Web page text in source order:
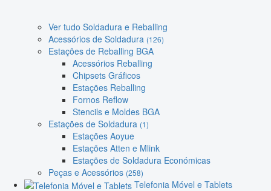
Ver tudo Soldadura e Reballing
Acessórios de Soldadura (126)
Estações de Reballing BGA
Acessórios Reballing
Chipsets Gráficos
Estações Reballing
Fornos Reflow
Stencils e Moldes BGA
Estações de Soldadura (1)
Estações Aoyue
Estações Atten e Mlink
Estações de Soldadura Económicas
Peças e Acessórios (258)
Telefonia Móvel e Tablets